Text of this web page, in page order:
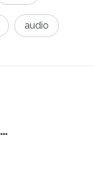
audio
Decebal Leonard Marin